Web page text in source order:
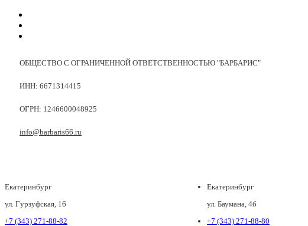
ОБЩЕСТВО С ОГРАНИЧЕННОЙ ОТВЕТСТВЕННОСТЬЮ "БАРБАРИС"
ИНН: 6671314415
ОГРН: 1246600048925
info@barbaris66.ru
Екатеринбург
ул. Гурзуфская, 16
+7 (343) 271-88-82
Екатеринбург
ул. Баумана, 4б
+7 (343) 271-88-80